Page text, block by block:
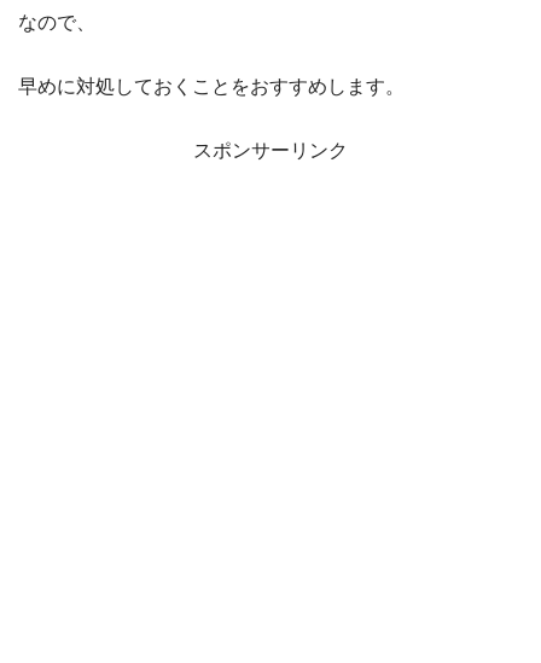
なので、
早めに対処しておくことをおすすめします。
スポンサーリンク